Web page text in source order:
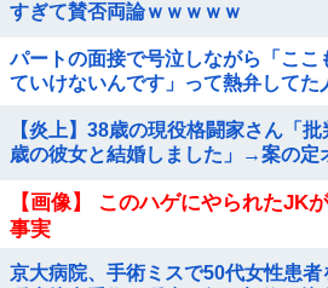
すぎて賛否両論ｗｗｗｗｗ
パートの面接で号泣しながら「ここ
ていけないんです」って熱弁してた
【炎上】38歳の現役格闘家さん「
歳の彼女と結婚しました」→案の定
【画像】 このハゲにやられたJK
事実
京大病院、手術ミスで50代女性患